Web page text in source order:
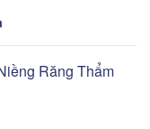
Răng Thẩm